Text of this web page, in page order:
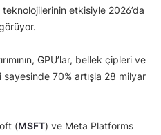
etkisiyle 2026’da
GPU’lar, bellek çipleri ve
70% artışla 28 milyar
(MSFT) ve Meta Platforms